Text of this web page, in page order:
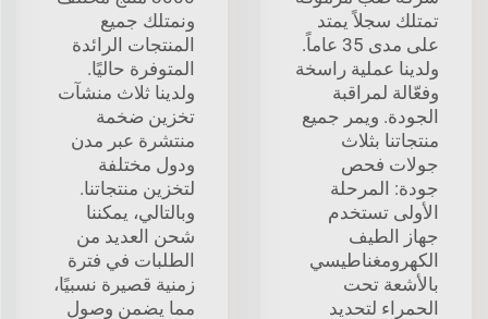
تمتلك سجلاً يمتد
على مدى 35 عاماً.
ولدينا عملية راسخة
وفعّالة لمراقبة
الجودة. ويمر جميع
منتجاتنا بثلاث
جولات فحص
جودة: المرحلة
الأولى تستخدم
جهاز الطيف
الكهرومغناطيسي
بالأشعة تحت
الحمراء لتحديد
ونمتلك جميع
المنتجات الرائدة
المتوفرة حاليًا.
ولدينا ثلاث منشآت
تخزين ضخمة
منتشرة عبر مدن
ودول مختلفة
لتخزين منتجاتنا.
وبالتالي، يمكننا
شحن العديد من
الطلبات في فترة
زمنية قصيرة نسبيًا،
مما يضمن وصول